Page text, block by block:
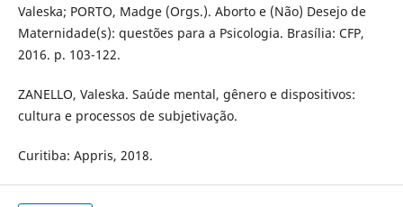
Valeska; PORTO, Madge (Orgs.). Aborto e (Não) Desejo de
Maternidade(s): questões para a Psicologia. Brasília: CFP,
2016. p. 103-122.
ZANELLO, Valeska. Saúde mental, gênero e dispositivos:
cultura e processos de subjetivação.
Curitiba: Appris, 2018.